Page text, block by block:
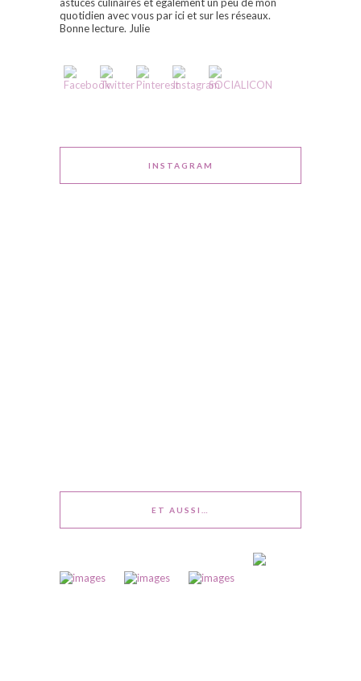
quotidien avec vous par ici et sur les réseaux.
Bonne lecture. Julie
INSTAGRAM
ET AUSSI…